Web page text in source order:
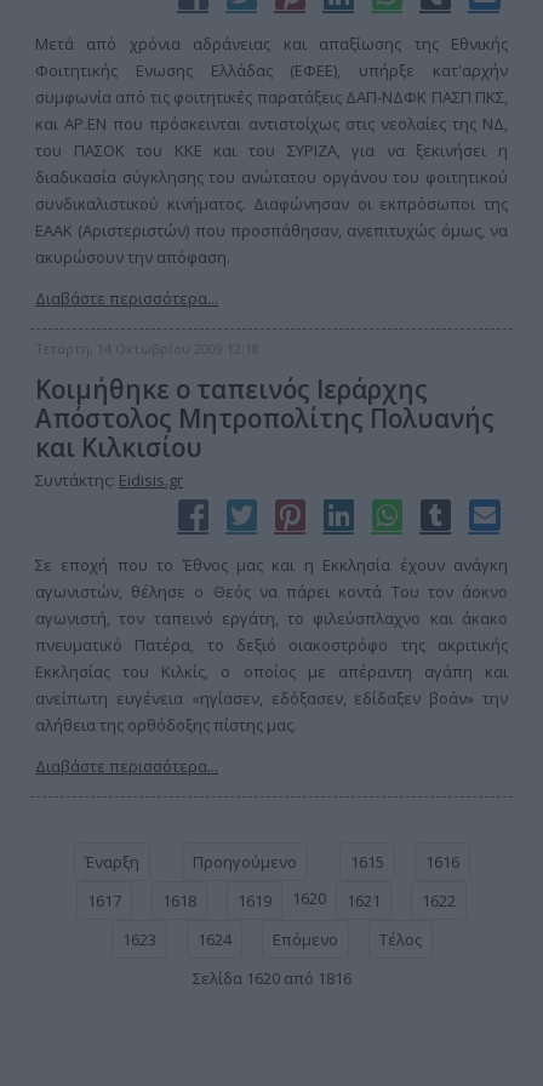
Μετά από χρόνια αδράνειας και απαξίωσης της Εθνικής
Φοιτητικής Ενωσης Ελλάδας (ΕΦΕΕ), υπήρξε κατ'αρχήν
συμφωνία από τις φοιτητικές παρατάξεις ΔΑΠ-ΝΔΦΚ ΠΑΣΠ ΠΚΣ,
και ΑΡ.ΕΝ που πρόσκεινται αντιστοίχως στις νεολαίες της ΝΔ,
του ΠΑΣΟΚ του ΚΚΕ και του ΣΥΡΙΖΑ, για να ξεκινήσει η
διαδικασία σύγκλησης του ανώτατου οργάνου του φοιτητικού
συνδικαλιστικού κινήματος. Διαφώνησαν οι εκπρόσωποι της
ΕΑΑΚ (Αριστεριστών) που προσπάθησαν, ανεπιτυχώς όμως, να
ακυρώσουν την απόφαση.
Διαβάστε περισσότερα...
Τετάρτη, 14 Οκτωβρίου 2009 12:18
Κοιμήθηκε ο ταπεινός Ιεράρχης
Απόστολος Μητροπολίτης Πολυανής
και Κιλκισίου
Συντάκτης: Eidisis.gr
Σε εποχή που το Έθνος μας και η Εκκλησία έχουν ανάγκη
αγωνιστών, θέλησε ο Θεός να πάρει κοντά Του τον άοκνο
αγωνιστή, τον ταπεινό εργάτη, το φιλεύσπλαχνο και άκακο
πνευματικό Πατέρα, το δεξιό οιακοστρόφο της ακριτικής
Εκκλησίας του Κιλκίς, ο οποίος με απέραντη αγάπη και
ανείπωτη ευγένεια «ηγίασεν, εδόξασεν, εδίδαξεν βοάν» την
αλήθεια της ορθόδοξης πίστης μας.
Διαβάστε περισσότερα...
Έναρξη Προηγούμενο 1615
1616
1617
1618 1619 1620 1621
1622
1623
1624 Επόμενο
Τέλος
Σελίδα 1620 από 1816